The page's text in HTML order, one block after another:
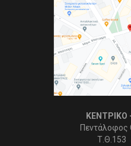
ΚΕΝΤΡΙΚΟ
Πεντάλοφος
Τ.Θ.153